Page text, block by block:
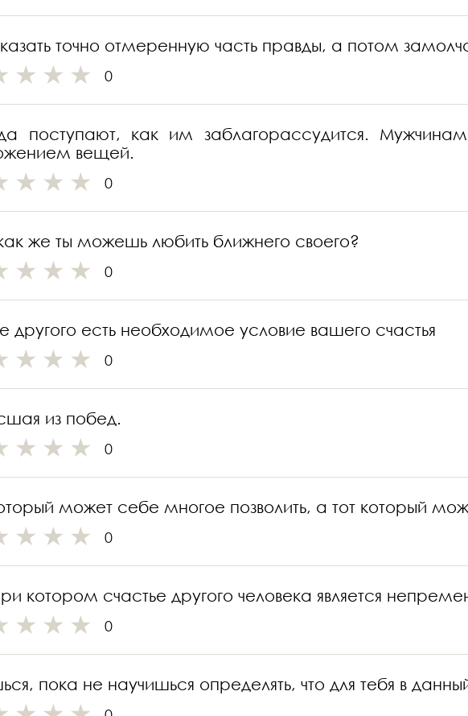
точно отмеренную часть правды, а потом
0
поступают, как им заблагорассудится.
вещей.
0
же ты можешь любить ближнего своего?
0
другого есть необходимое условие вашего счастья
0
из побед.
0
может себе многое позволить, а тот который
0
котором счастье другого человека является
0
пока не научишься определять, что для тебя в